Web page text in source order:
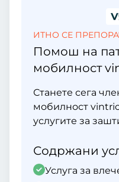
ИТНО СЕ
Помош на
мобилност
Станете сега
мобилност
услугите за
Содржани
Услуга за